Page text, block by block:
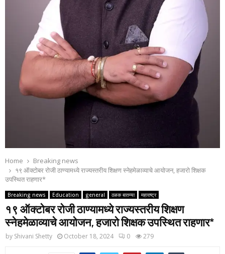
Home
Breaking news
१९ ऑक्टोबर रोजी ठाण्यामध्ये राज्यस्तरीय शिक्षण स्नेहमेळाव्याचे आयोजन, हजारो शिक्षक
उपस्थित राहणार*
Breaking news Education general ठळक बातम्या महाराष्ट्र
१९ ऑक्टोबर रोजी ठाण्यामध्ये राज्यस्तरीय शिक्षण
स्नेहमेळाव्याचे आयोजन, हजारो शिक्षक उपस्थित राहणार*
by Shivani Shetty October 18, 2024 0 279